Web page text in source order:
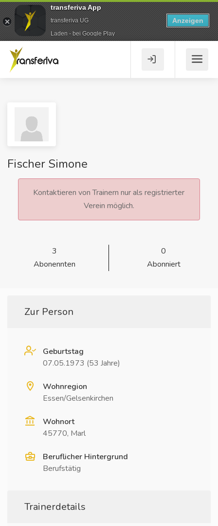
Fischer Simone
Kontaktieren von Trainern nur als registrierter
Verein möglich.
3
Abonennten
0
Abonniert
Zur Person
Geburtstag
07.05.1973 (53 Jahre)
Wohnregion
Essen/Gelsenkirchen
Wohnort
45770, Marl
Beruflicher Hintergrund
Berufstätig
Trainerdetails
transferiva App
transferiva UG
Laden - bei Google Play
Anzeigen